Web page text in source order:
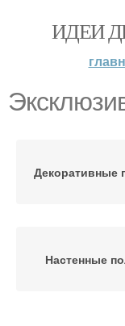
ИДЕИ
Декоративные
Настенные